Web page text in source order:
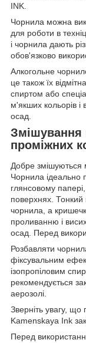
INK.
Чорнила можна
для роботи в
і чорнила дають
обов'язково
Алкогольне
це також їх
спиртом або
м'якших кольорів і
осад.
Змішування
проміжних
Добре змішуються
Чорнила ідеально
глянсовому папері,
поверхнях. Тонкий
чорнила, а
проливанню і
осад. Перед
Розбавляти
фіксувальним
ізопропіловим
рекомендується
аерозолі.
Зверніть увагу, що
Kamenskaya Ink
Перед